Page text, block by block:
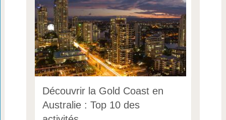
Découvrir la Gold Coast en
Australie : Top 10 des